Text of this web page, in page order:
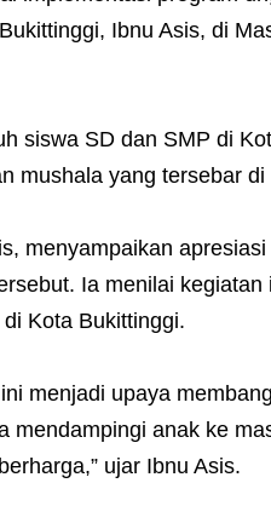
Ibnu Asis, di
siswa SD dan SMP di
mushala yang tersebar
menyampaikan
Ia menilai
Kota Bukittinggi.
menjadi upaya
mendampingi anak ke
ujar Ibnu Asis.